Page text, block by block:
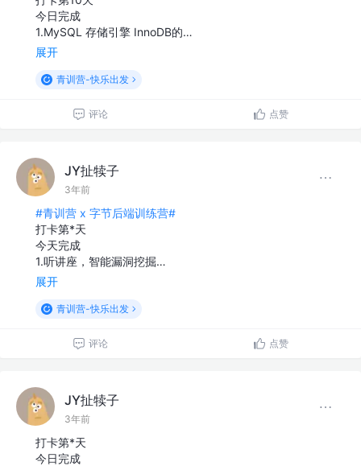
今日完成
1.MySQL 存储引擎 InnoDB的…
展开
青训营-快乐出发
评论 点赞
JY扯犊子
3年前
#青训营 x 字节后端训练营#
打卡第*天
今天完成
1.听讲座，智能漏洞挖掘…
展开
青训营-快乐出发
评论 点赞
JY扯犊子
3年前
打卡第*天
今日完成